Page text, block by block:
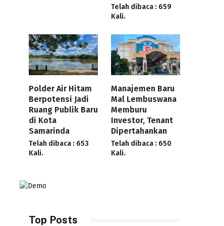
Telah dibaca : 659
Kali.
Polder Air Hitam
Berpotensi Jadi
Ruang Publik Baru
di Kota
Samarinda
Telah dibaca : 653
Kali.
Manajemen Baru
Mal Lembuswana
Memburu
Investor, Tenant
Dipertahankan
Telah dibaca : 650
Kali.
Top Posts